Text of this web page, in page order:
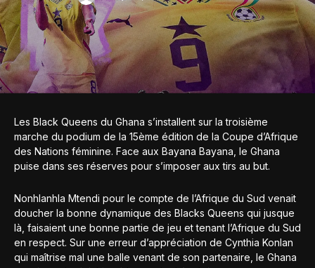
Les Black Queens du Ghana s’installent sur la troisième
marche du podium de la 15ème édition de la Coupe d’Afrique
des Nations féminine. Face aux Bayana Bayana, le Ghana
puise dans ses réserves pour s’imposer aux tirs au but.
Nonhlanhla Mtendi pour le compte de l’Afrique du Sud venait
doucher la bonne dynamique des Blacks Queens qui jusque
là, faisaient une bonne partie de jeu et tenant l’Afrique du Sud
en respect. Sur une erreur d’appréciation de Cynthia Konlan
qui maîtrise mal une balle venant de son partenaire, le Ghana